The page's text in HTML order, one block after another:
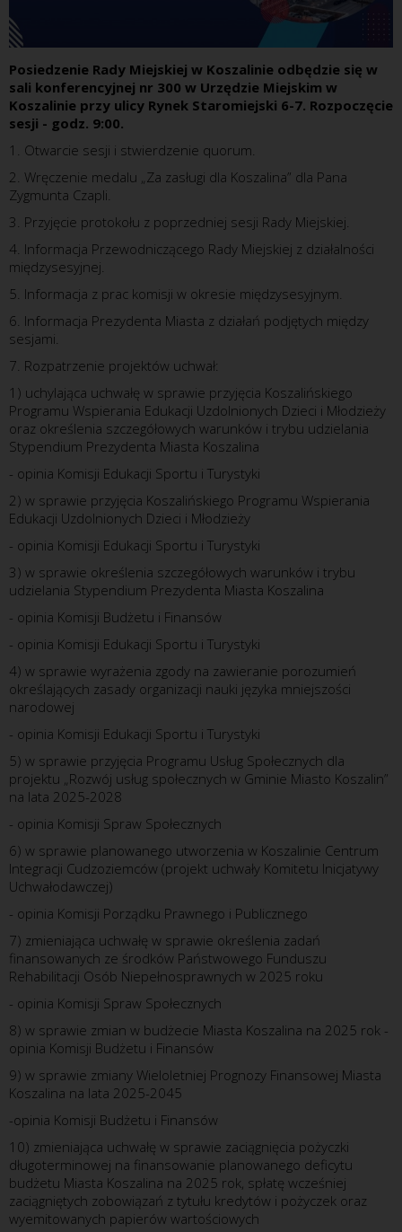
Posiedzenie Rady Miejskiej w Koszalinie odbędzie się w
sali konferencyjnej nr 300 w Urzędzie Miejskim w
Koszalinie przy ulicy Rynek Staromiejski 6-7. Rozpoczęcie
sesji - godz. 9:00.
1. Otwarcie sesji i stwierdzenie quorum.
2. Wręczenie medalu „Za zasługi dla Koszalina” dla Pana
Zygmunta Czapli.
3. Przyjęcie protokołu z poprzedniej sesji Rady Miejskiej.
4. Informacja Przewodniczącego Rady Miejskiej z działalności
międzysesyjnej.
5. Informacja z prac komisji w okresie międzysesyjnym.
6. Informacja Prezydenta Miasta z działań podjętych między
sesjami.
7. Rozpatrzenie projektów uchwał:
1) uchylająca uchwałę w sprawie przyjęcia Koszalińskiego
Programu Wspierania Edukacji Uzdolnionych Dzieci i Młodzieży
oraz określenia szczegółowych warunków i trybu udzielania
Stypendium Prezydenta Miasta Koszalina
- opinia Komisji Edukacji Sportu i Turystyki
2) w sprawie przyjęcia Koszalińskiego Programu Wspierania
Edukacji Uzdolnionych Dzieci i Młodzieży
- opinia Komisji Edukacji Sportu i Turystyki
3) w sprawie określenia szczegółowych warunków i trybu
udzielania Stypendium Prezydenta Miasta Koszalina
- opinia Komisji Budżetu i Finansów
- opinia Komisji Edukacji Sportu i Turystyki
4) w sprawie wyrażenia zgody na zawieranie porozumień
określających zasady organizacji nauki języka mniejszości
narodowej
- opinia Komisji Edukacji Sportu i Turystyki
5) w sprawie przyjęcia Programu Usług Społecznych dla
projektu „Rozwój usług społecznych w Gminie Miasto Koszalin”
na lata 2025-2028
- opinia Komisji Spraw Społecznych
6) w sprawie planowanego utworzenia w Koszalinie Centrum
Integracji Cudzoziemców (projekt uchwały Komitetu Inicjatywy
Uchwałodawczej)
- opinia Komisji Porządku Prawnego i Publicznego
7) zmieniająca uchwałę w sprawie określenia zadań
finansowanych ze środków Państwowego Funduszu
Rehabilitacji Osób Niepełnosprawnych w 2025 roku
- opinia Komisji Spraw Społecznych
8) w sprawie zmian w budżecie Miasta Koszalina na 2025 rok -
opinia Komisji Budżetu i Finansów
9) w sprawie zmiany Wieloletniej Prognozy Finansowej Miasta
Koszalina na lata 2025-2045
-opinia Komisji Budżetu i Finansów
10) zmieniająca uchwałę w sprawie zaciągnięcia pożyczki
długoterminowej na finansowanie planowanego deficytu
budżetu Miasta Koszalina na 2025 rok, spłatę wcześniej
zaciągniętych zobowiązań z tytułu kredytów i pożyczek oraz
wyemitowanych papierów wartościowych